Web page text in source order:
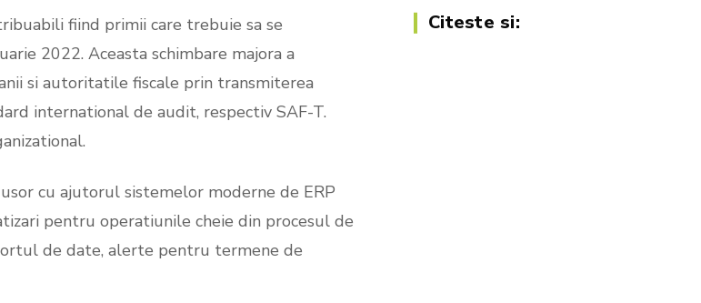
from Home
SeniorFeed – export feeduri
fiind primii care trebuie sa se
2022. Aceasta schimbare majora a
si autoritatile fiscale prin transmiterea
international de audit, respectiv SAF-T.
cu ajutorul sistemelor moderne de ERP
pentru operatiunile cheie din procesul de
de date, alerte pentru termene de
Citeste si: